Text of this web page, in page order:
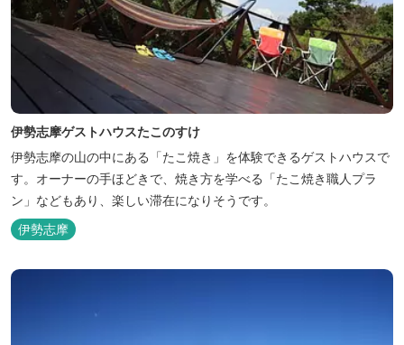
伊勢志摩ゲストハウスたこのすけ
伊勢志摩の山の中にある「たこ焼き」を体験できるゲストハウスで
す。オーナーの手ほどきで、焼き方を学べる「たこ焼き職人プラ
ン」などもあり、楽しい滞在になりそうです。
伊勢志摩